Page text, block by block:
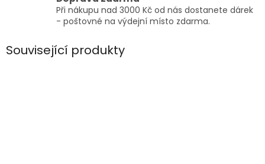
Při nákupu nad 3000 Kč od nás dostanete dárek
- poštovné na výdejní místo zdarma.
Související produkty